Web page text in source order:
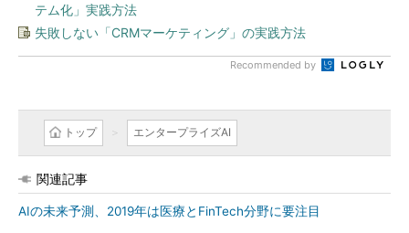
テム化」実践方法
失敗しない「CRMマーケティング」の実践方法
Recommended by
トップ エンタープライズAI
関連記事
AIの未来予測、2019年は医療とFinTech分野に要注目